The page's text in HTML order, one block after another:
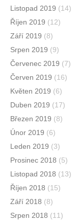
Listopad 2019 (14)
Říjen 2019 (12)
Září 2019 (8)
Srpen 2019 (9)
Červenec 2019 (7)
Červen 2019 (16)
Květen 2019 (6)
Duben 2019 (17)
Březen 2019 (8)
Únor 2019 (6)
Leden 2019 (3)
Prosinec 2018 (5)
Listopad 2018 (13)
Říjen 2018 (15)
Září 2018 (8)
Srpen 2018 (11)